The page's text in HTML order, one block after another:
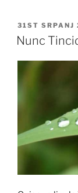
OBJAVLJENO
31ST SRPANJ
Nunc